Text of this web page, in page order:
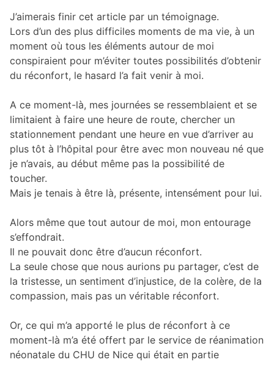
J’aimerais finir cet article par un témoignage.
Lors d’un des plus difficiles moments de ma vie, à un
moment où tous les éléments autour de moi
conspiraient pour m’éviter toutes possibilités d’obtenir
du réconfort, le hasard l’a fait venir à moi.
A ce moment-là, mes journées se ressemblaient et se
limitaient à faire une heure de route, chercher un
stationnement pendant une heure en vue d’arriver au
plus tôt à l’hôpital pour être avec mon nouveau né que
je n’avais, au début même pas la possibilité de
toucher.
Mais je tenais à être là, présente, intensément pour lui.
Alors même que tout autour de moi, mon entourage
s’effondrait.
Il ne pouvait donc être d’aucun réconfort.
La seule chose que nous aurions pu partager, c’est de
la tristesse, un sentiment d’injustice, de la colère, de la
compassion, mais pas un véritable réconfort.
Or, ce qui m’a apporté le plus de réconfort à ce
moment-là m’a été offert par le service de réanimation
néonatale du CHU de Nice qui était en partie